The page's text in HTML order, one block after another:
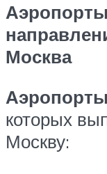
Москва
которых
Москву: